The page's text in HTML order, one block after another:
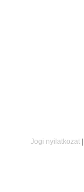
Jogi nyilatkozat |